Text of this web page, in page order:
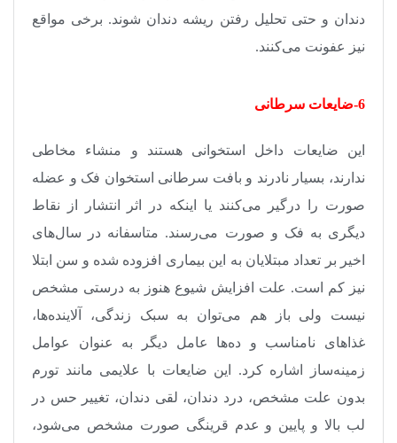
دندان و حتی تحلیل رفتن ریشه دندان شوند. برخی مواقع
نیز عفونت می‌کنند.
6-ضایعات سرطانی
این ضایعات داخل استخوانی هستند و منشاء مخاطی
ندارند، بسیار نادرند و بافت سرطانی استخوان فک و عضله
صورت را درگیر می‌کنند یا اینکه در اثر انتشار از نقاط
دیگری به فک و صورت می‌رسند. متاسفانه در سال‌های
اخیر بر تعداد مبتلایان به این بیماری افزوده شده و سن ابتلا
نیز کم است. علت افزایش شیوع هنوز به درستی مشخص
نیست ولی باز هم می‌توان به سبک زندگی، آلاینده‌ها،
غذاهای نامناسب و ده‌ها عامل دیگر به عنوان عوامل
زمینه‌ساز اشاره کرد. این ضایعات با علایمی مانند تورم
بدون علت مشخص، درد دندان، لقی دندان، تغییر حس در
لب بالا و پایین و عدم قرینگی صورت مشخص می‌شود،